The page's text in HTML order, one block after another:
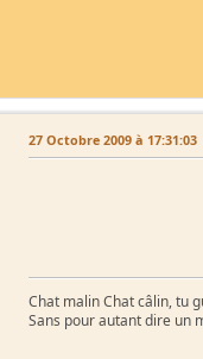
27 Octobre 2009 à 17:31:03
Chat malin Chat câlin, tu
Sans pour autant dire un